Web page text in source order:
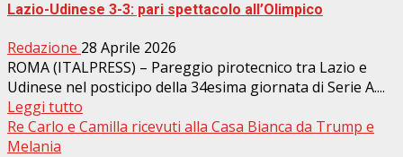
Lazio-Udinese 3-3: pari spettacolo all’Olimpico
Redazione 28 Aprile 2026
ROMA (ITALPRESS) – Pareggio pirotecnico tra Lazio e
Udinese nel posticipo della 34esima giornata di Serie A....
Leggi tutto
Re Carlo e Camilla ricevuti alla Casa Bianca da Trump e
Melania